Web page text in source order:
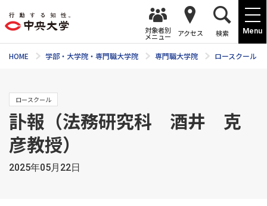
Menu
対象者別
メニュー アクセス 検索
HOME 学部・大学院・専門職大学院 専門職大学院 ロースクール
ロースクール
訃報（法務研究科 酒井 克
彦教授）
2025年05月22日